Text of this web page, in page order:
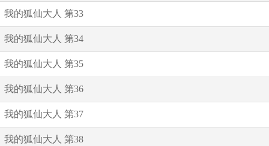
我的狐仙大人 第33
我的狐仙大人 第34
我的狐仙大人 第35
我的狐仙大人 第36
我的狐仙大人 第37
我的狐仙大人 第38